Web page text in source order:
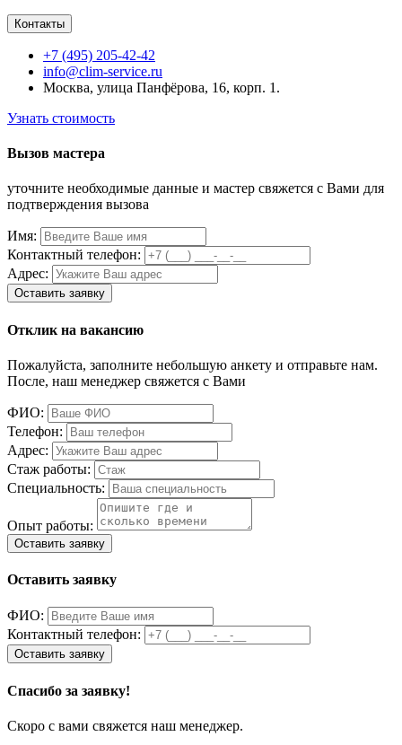
Контакты
+7 (495) 205-42-42
info@clim-service.ru
Москва, улица Панфёрова, 16, корп. 1.
Узнать стоимость
Вызов мастера
уточните необходимые данные и мастер свяжется с Вами для
подтверждения вызова
Имя:
Контактный телефон:
Адрес:
Отклик на вакансию
Пожалуйста, заполните небольшую анкету и отправьте нам.
После, наш менеджер свяжется с Вами
ФИО:
Телефон:
Адрес:
Стаж работы:
Специальность:
Опыт работы:
Оставить заявку
ФИО:
Контактный телефон:
Спасибо за заявку!
Скоро с вами свяжется наш менеджер.